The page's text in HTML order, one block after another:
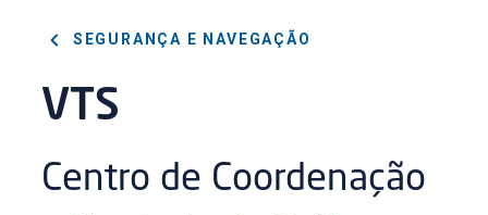
SEGURANÇA E NAVEGAÇÃO
VTS
Centro de Coordenação